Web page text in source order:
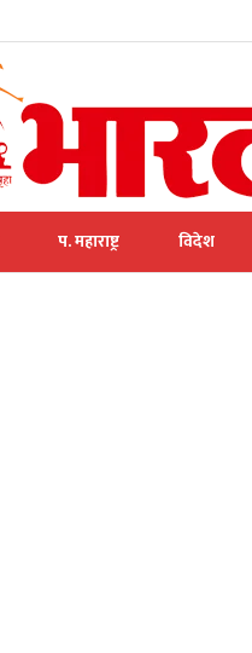
प. महाराष्ट्र विदेश